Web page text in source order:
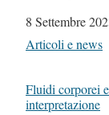
Data
8 Settembre
In relazione a
Articoli e news
Fluidi corporei
interpretazione